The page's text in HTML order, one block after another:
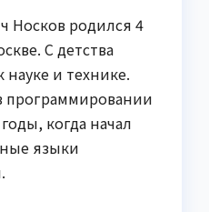
Носков родился 4
С детства
и технике.
программировании
когда начал
языки